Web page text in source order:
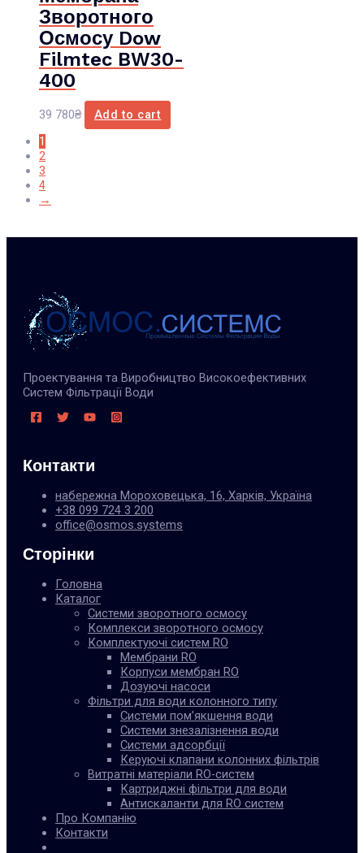
Зворотного
Осмосу Dow
Filmtec BW30-
400
39 780₴
Add to cart
1
2
3
4
→
Проектування та Виробництво Високоефективних
Систем Фільтрації Води
Контакти
набережна Мороховецька, 16, Харків, Україна
+38 099 724 3 200
office@osmos.systems
Сторінки
Головна
Каталог
Системи зворотного осмосу
Комплекси зворотного осмосу
Комплектуючі систем RO
Мембрани RO
Корпуси мембран RO
Дозуючі насоси
Фільтри для води колонного типу
Системи пом’якшення води
Системи знезалізнення води
Системи адсорбції
Керуючі клапани колонних фільтрів
Витратні матеріали RO-систем
Картриджні фільтри для води
Антискаланти для RO систем
Про Компанію
Контакти